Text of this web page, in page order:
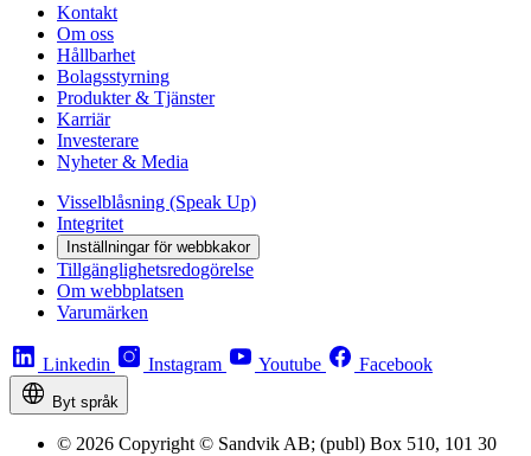
Kontakt
Om oss
Hållbarhet
Bolagsstyrning
Produkter & Tjänster
Karriär
Investerare
Nyheter & Media
Visselblåsning (Speak Up)
Integritet
Inställningar för webbkakor
Tillgänglighetsredogörelse
Om webbplatsen
Varumärken
Linkedin Instagram Youtube Facebook
Byt språk
© 2026 Copyright © Sandvik AB; (publ) Box 510, 101 30